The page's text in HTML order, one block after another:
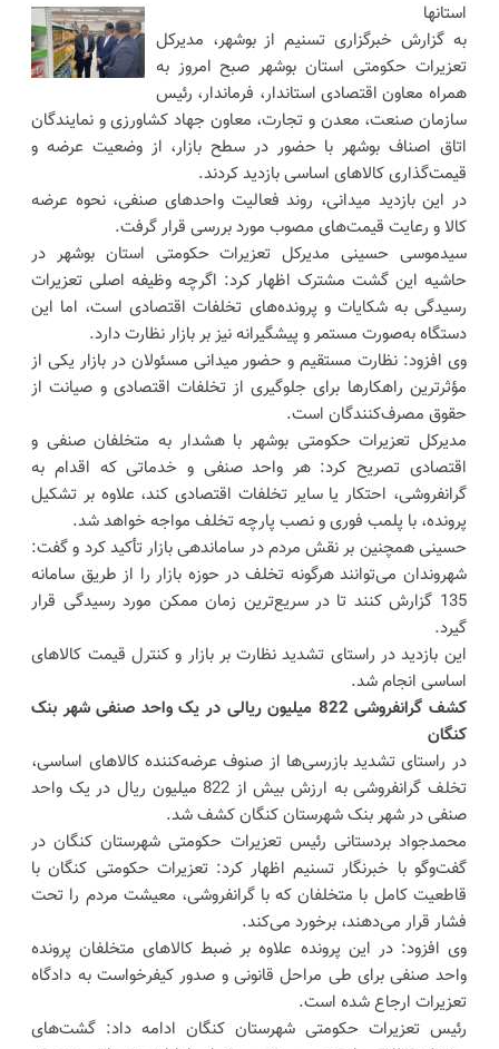
استانها
به گزارش خبرگزاری تسنیم از بوشهر، مدیرکل
تعزیرات حکومتی استان بوشهر صبح امروز به
همراه معاون اقتصادی استاندار، فرماندار، رئیس
سازمان صنعت، معدن و تجارت، معاون جهاد کشاورزی و نمایندگان
اتاق اصناف بوشهر با حضور در سطح بازار، از وضعیت عرضه و
قیمت‌گذاری کالاهای اساسی بازدید کردند.
در این بازدید میدانی، روند فعالیت واحدهای صنفی، نحوه عرضه
کالا و رعایت قیمت‌های مصوب مورد بررسی قرار گرفت.
سیدموسی حسینی مدیرکل تعزیرات حکومتی استان بوشهر در
حاشیه این گشت مشترک اظهار کرد: اگرچه وظیفه اصلی تعزیرات
رسیدگی به شکایات و پرونده‌های تخلفات اقتصادی است، اما این
دستگاه به‌صورت مستمر و پیشگیرانه نیز بر بازار نظارت دارد.
وی افزود: نظارت مستقیم و حضور میدانی مسئولان در بازار یکی از
مؤثرترین راهکارها برای جلوگیری از تخلفات اقتصادی و صیانت از
حقوق مصرف‌کنندگان است.
مدیرکل تعزیرات حکومتی بوشهر با هشدار به متخلفان صنفی و
اقتصادی تصریح کرد: هر واحد صنفی و خدماتی که اقدام به
گرانفروشی، احتکار یا سایر تخلفات اقتصادی کند، علاوه بر تشکیل
پرونده، با پلمب فوری و نصب پارچه تخلف مواجه خواهد شد.
حسینی همچنین بر نقش مردم در ساماندهی بازار تأکید کرد و گفت:
شهروندان می‌توانند هرگونه تخلف در حوزه بازار را از طریق سامانه
135 گزارش کنند تا در سریع‌ترین زمان ممکن مورد رسیدگی قرار
گیرد.
این بازدید در راستای تشدید نظارت بر بازار و کنترل قیمت کالاهای
اساسی انجام شد.
کشف گرانفروشی 822 میلیون ریالی در یک واحد صنفی شهر بنک
کنگان
در راستای تشدید بازرسی‌ها از صنوف عرضه‌کننده کالاهای اساسی،
تخلف گرانفروشی به ارزش بیش از 822 میلیون ریال در یک واحد
صنفی در شهر بنک شهرستان کنگان کشف شد.
محمدجواد بردستانی رئیس تعزیرات حکومتی شهرستان کنگان در
گفت‌وگو با خبرنگار تسنیم اظهار کرد: تعزیرات حکومتی کنگان با
قاطعیت کامل با متخلفان که با گرانفروشی، معیشت مردم را تحت
فشار قرار می‌دهند، برخورد می‌کند.
وی افزود: در این پرونده علاوه بر ضبط کالاهای متخلفان پرونده
واحد صنفی برای طی مراحل قانونی و صدور کیفرخواست به دادگاه
تعزیرات ارجاع شده است.
رئیس تعزیرات حکومتی شهرستان کنگان ادامه داد: گشت‌های